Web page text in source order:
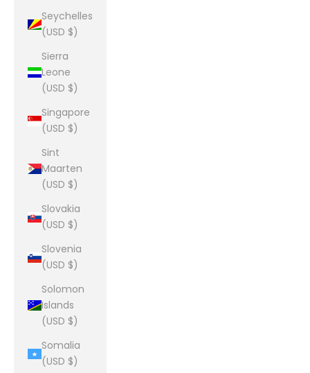
Seychelles
(USD $)
Sierra
Leone
(USD $)
Singapore
(USD $)
Sint
Maarten
(USD $)
Slovakia
(USD $)
Slovenia
(USD $)
Solomon
Islands
(USD $)
Somalia
(USD $)